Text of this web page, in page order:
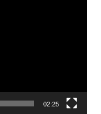
02:25